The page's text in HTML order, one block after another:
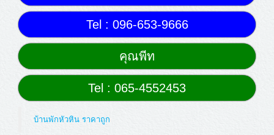
Tel : 096-653-9666
คุณพีท
Tel : 065-4552453
บ้านพักหัวหิน ราคาถูก